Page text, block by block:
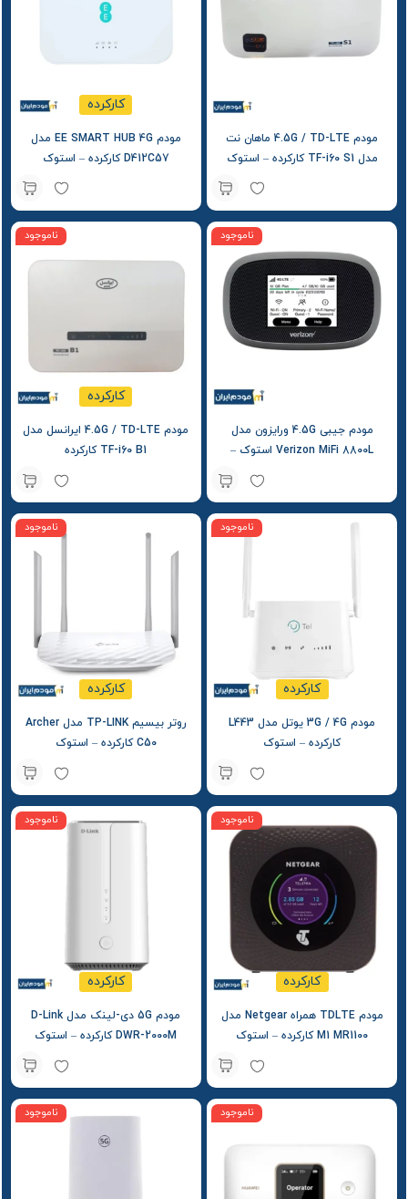
مودم 4.5G / TD-LTE ماهان نت
مدل TF-i60 S1 کارکرده – استوک
کارکرده
مودم EE SMART HUB 4G مدل
D412C57 کارکرده – استوک
ناموجود
مودم جیبی 4.5G ورایزون مدل
Verizon MiFi 8800L استوک –
ناموجود
کارکرده
مودم 4.5G / TD-LTE ایرانسل مدل
TF-i60 B1 کارکرده
ناموجود
کارکرده
مودم 3G / 4G یوتل مدل L443
کارکرده – استوک
ناموجود
کارکرده
روتر بیسیم TP-LINK مدل Archer
C50 کارکرده – استوک
ناموجود
کارکرده
مودم TDLTE همراه Netgear مدل
M1 MR1100 کارکرده – استوک
ناموجود
کارکرده
مودم 5G دی-لینک مدل D-Link
DWR-2000M کارکرده – استوک
ناموجود ناموجود